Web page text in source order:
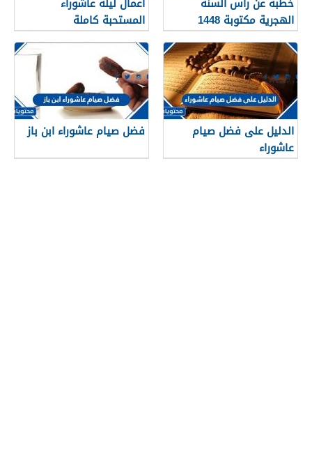
الهجرية مكتوبة 1448
المستحبة كاملة
الدليل على فضل صيام
عاشوراء
فضل صيام عاشوراء ابن باز